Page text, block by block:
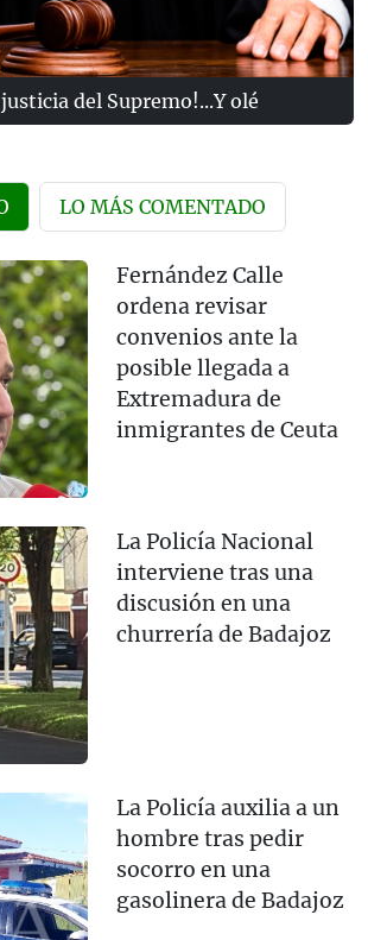
del Supremo!...Y olé
LO MÁS COMENTADO
Fernández Calle
ordena revisar
convenios ante la
posible llegada a
Extremadura de
inmigrantes de Ceuta
La Policía Nacional
interviene tras una
discusión en una
churrería de Badajoz
La Policía auxilia a un
hombre tras pedir
socorro en una
gasolinera de Badajoz